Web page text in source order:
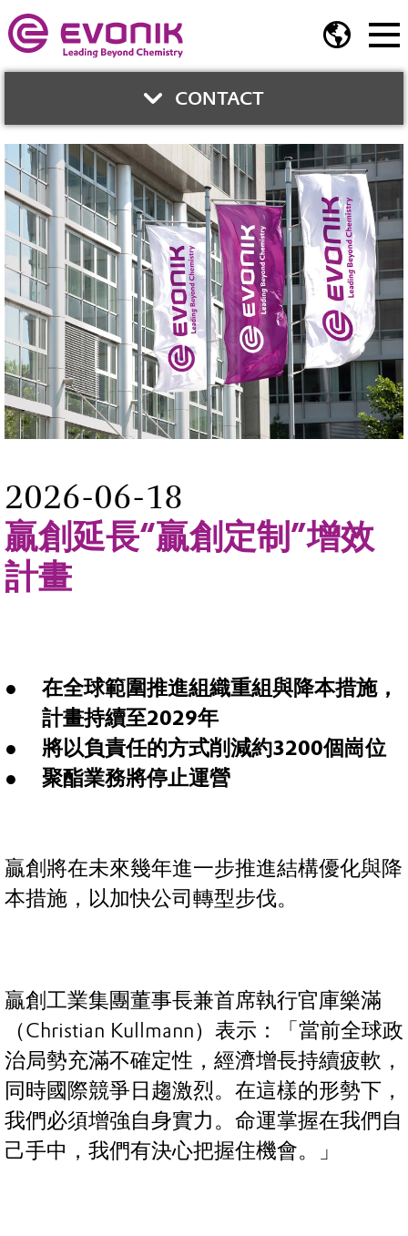
CONTACT
與我們聯絡
廖佩雯
企業傳播
Phone:02-2175-5219
E-Mail
2026-06-18
贏創延長“贏創定制”增效
計畫
在全球範圍推進組織重組與降本措施，
計畫持續至2029年
將以負責任的方式削減約3200個崗位
聚酯業務將停止運營
贏創將在未來幾年進一步推進結構優化與降
本措施，以加快公司轉型步伐。
贏創工業集團董事長兼首席執行官庫樂滿
（Christian Kullmann）表示：「當前全球政
治局勢充滿不確定性，經濟增長持續疲軟，
同時國際競爭日趨激烈。在這樣的形勢下，
我們必須增強自身實力。命運掌握在我們自
己手中，我們有決心把握住機會。」